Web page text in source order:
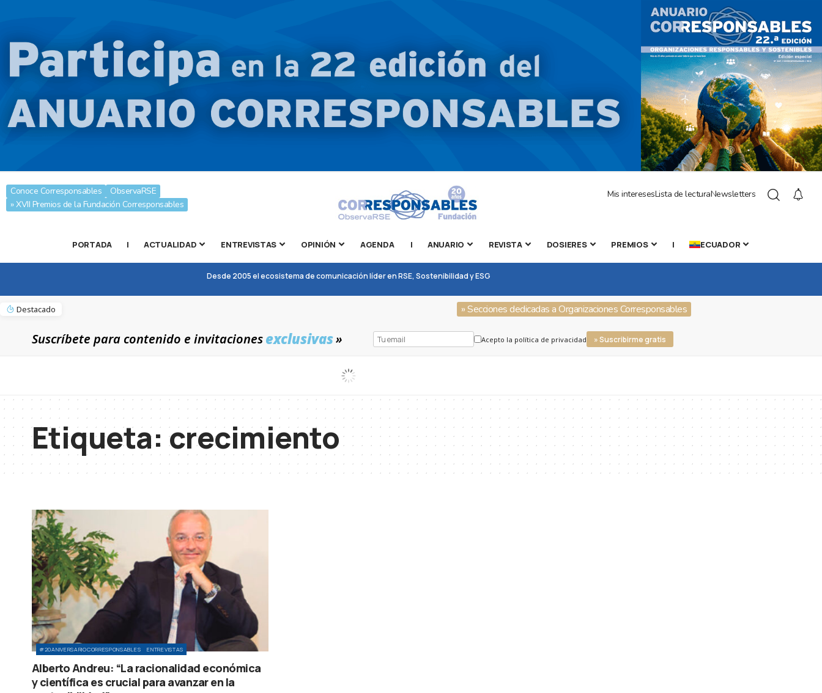
Conoce Corresponsables
ObservaRSE
» XVII Premios de la Fundación Corresponsables
Mis interesesLista de lecturaNewsletters
PORTADA | ACTUALIDAD ENTREVISTAS OPINIÓN AGENDA | ANUARIO REVISTA DOSIERES PREMIOS | ECUADOR
Desde 2005 el ecosistema de comunicación líder en RSE, Sostenibilidad y ESG
Destacado » Secciones dedicadas a Organizaciones Corresponsables
Suscríbete para contenido e invitacionesexclusivas» Acepto la política de privacidad » Suscribirme gratis
Etiqueta: crecimiento
#20ANIVERSARIOCORRESPONSABLES ENTREVISTAS
Alberto Andreu: “La racionalidad económica
y científica es crucial para avanzar en la